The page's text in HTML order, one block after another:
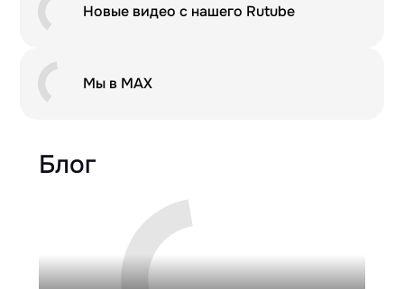
Новые видео с нашего Rutube
Мы в MAX
Блог